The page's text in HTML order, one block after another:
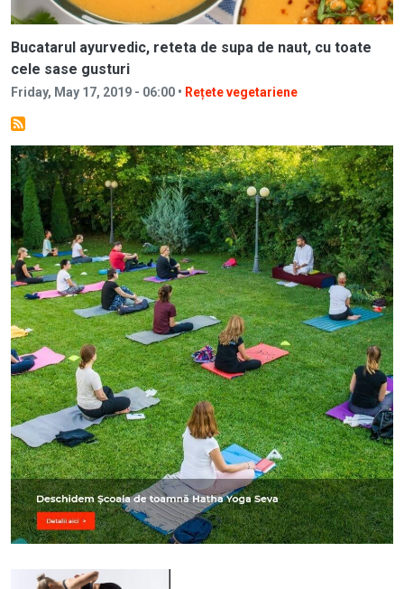
Bucatarul ayurvedic, reteta de supa de naut, cu toate
cele sase gusturi
Friday, May 17, 2019 - 06:00 • Rețete vegetariene
Image